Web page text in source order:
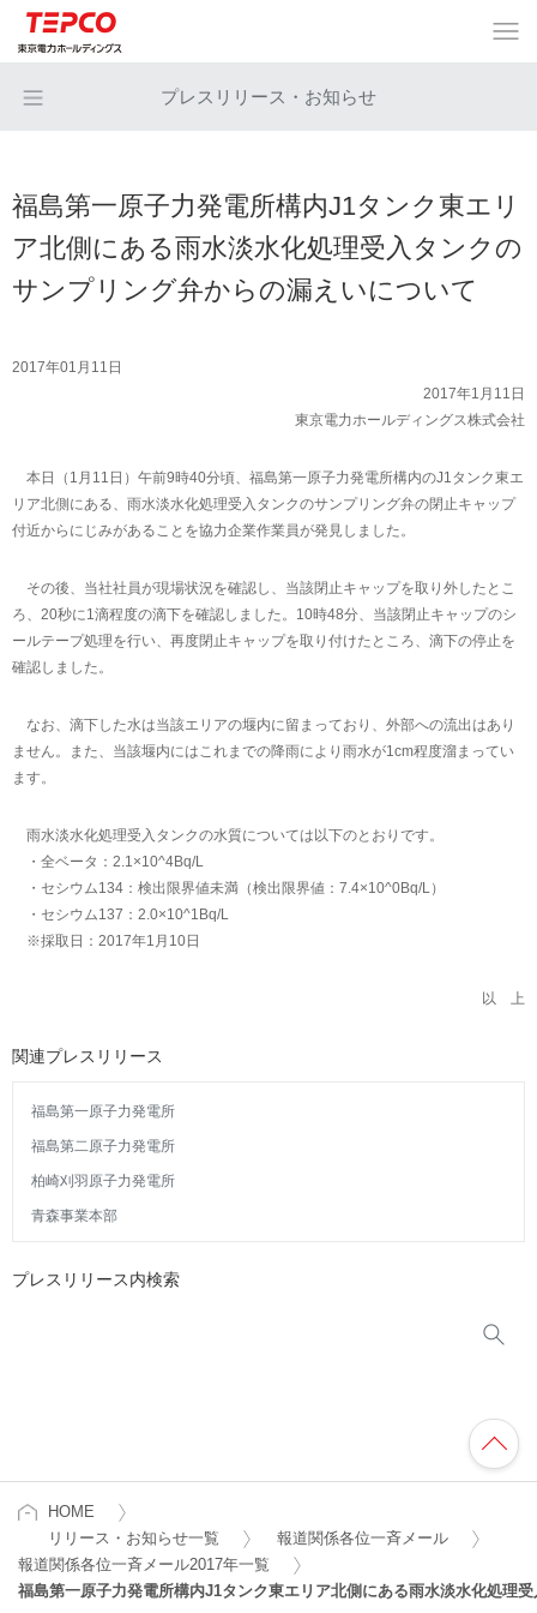
プレスリリース・お知らせ
福島第一原子力発電所構内J1タンク東エリ
ア北側にある雨水淡水化処理受入タンクの
サンプリング弁からの漏えいについて
2017年01月11日
2017年1月11日
東京電力ホールディングス株式会社
本日（1月11日）午前9時40分頃、福島第一原子力発電所構内のJ1タンク東エ
リア北側にある、雨水淡水化処理受入タンクのサンプリング弁の閉止キャップ
付近からにじみがあることを協力企業作業員が発見しました。
その後、当社社員が現場状況を確認し、当該閉止キャップを取り外したとこ
ろ、20秒に1滴程度の滴下を確認しました。10時48分、当該閉止キャップのシ
ールテープ処理を行い、再度閉止キャップを取り付けたところ、滴下の停止を
確認しました。
なお、滴下した水は当該エリアの堰内に留まっており、外部への流出はあり
ません。また、当該堰内にはこれまでの降雨により雨水が1cm程度溜まってい
ます。
雨水淡水化処理受入タンクの水質については以下のとおりです。
・全ベータ：2.1×10^4Bq/L
・セシウム134：検出限界値未満（検出限界値：7.4×10^0Bq/L）
・セシウム137：2.0×10^1Bq/L
※採取日：2017年1月10日
以 上
関連プレスリリース
福島第一原子力発電所
福島第二原子力発電所
柏崎刈羽原子力発電所
青森事業本部
プレスリリース内検索
HOME
リリース・お知らせ一覧
報道関係各位一斉メール
報道関係各位一斉メール2017年一覧
福島第一原子力発電所構内J1タンク東エリア北側にある雨水淡水化処理